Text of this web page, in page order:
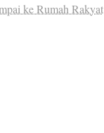
ke Rumah Rakyat